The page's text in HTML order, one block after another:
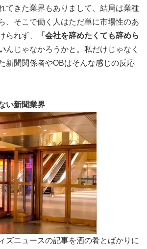
てきた業界もありまして、結局は業種
、そこで働く人はただ単に市場性のあ
られず、
「会社を辞めたくても辞めら
んじゃなかろうかと。私だけじゃなく
新聞関係者やOBはそんな感じの反応
い新聞業界
ズニュースの記事を酒の肴とばかりに